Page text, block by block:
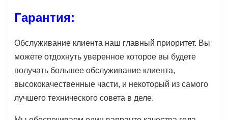
Гарантия:
Обслуживание клиента наш главный приоритет. Вы
можете отдохнуть уверенное которое вы будете
получать большее обслуживание клиента,
высококачественные части, и некоторый из самого
лучшего технического совета в деле.